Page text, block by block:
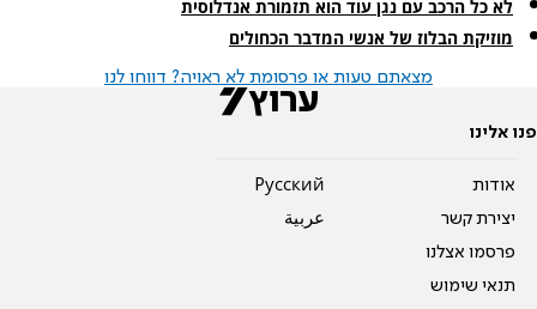
לא כל הרכב עם נגן עוד הוא תזמורת אנדלוסית
מוזיקת הבלוז של אנשי המדבר הכחולים
מצאתם טעות או פרסומת לא ראויה? דווחו לנו
פנו אלינו
אודות
יצירת קשר
פרסמו אצלנו
תנאי שימוש
Pусский
عربية